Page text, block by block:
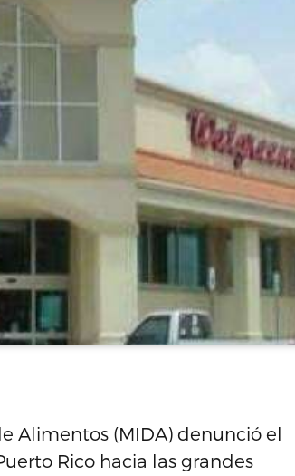
Alimentos (MIDA) denunció el
Rico hacia las grandes